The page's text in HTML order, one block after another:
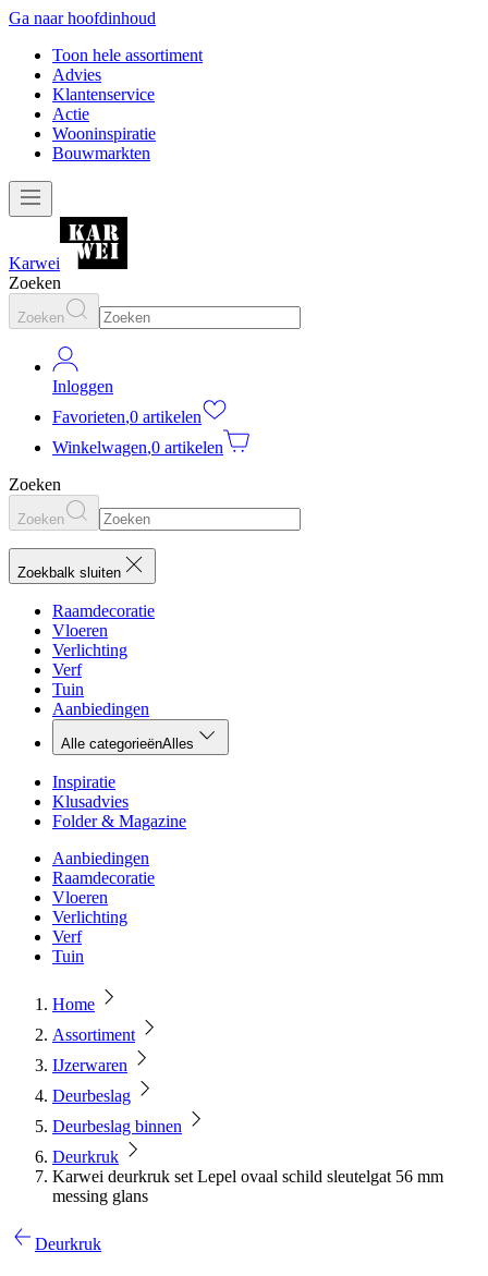
Ga naar hoofdinhoud
Toon hele assortiment
Advies
Klantenservice
Actie
Wooninspiratie
Bouwmarkten
Karwei
Zoeken
Zoeken
Inloggen
Favorieten,0 artikelen
Winkelwagen,0 artikelen
Zoeken
Zoeken
Zoekbalk sluiten
Raamdecoratie
Vloeren
Verlichting
Verf
Tuin
Aanbiedingen
Alle categorieënAlles
Inspiratie
Klusadvies
Folder & Magazine
Aanbiedingen
Raamdecoratie
Vloeren
Verlichting
Verf
Tuin
Home
Assortiment
IJzerwaren
Deurbeslag
Deurbeslag binnen
Deurkruk
Karwei deurkruk set Lepel ovaal schild sleutelgat 56 mm
messing glans
Deurkruk